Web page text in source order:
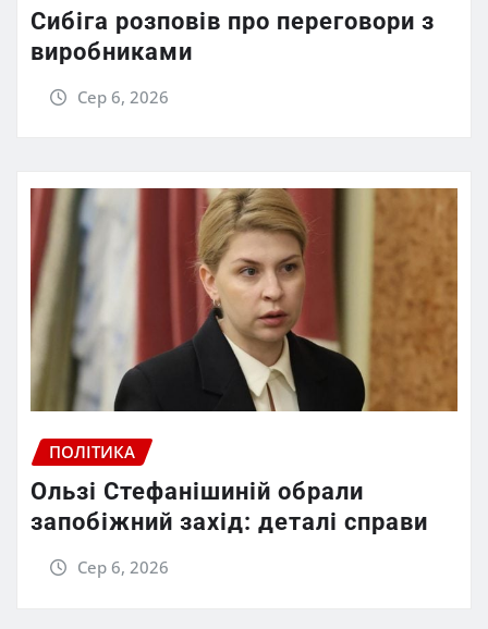
Сибіга розповів про переговори з
виробниками
Сер 6, 2026
ПОЛІТИКА
Ользі Стефанішиній обрали
запобіжний захід: деталі справи
Сер 6, 2026